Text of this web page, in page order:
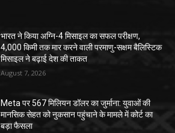
भारत ने किया अग्नि-4 मिसाइल का सफल परीक्षण,
4,000 किमी तक मार करने वाली परमाणु-सक्षम बैलिस्टिक
मिसाइल ने बढ़ाई देश की ताकत
August 7, 2026
Meta पर 567 मिलियन डॉलर का जुर्माना: युवाओं की
मानसिक सेहत को नुकसान पहुंचाने के मामले में कोर्ट का
बड़ा फैसला